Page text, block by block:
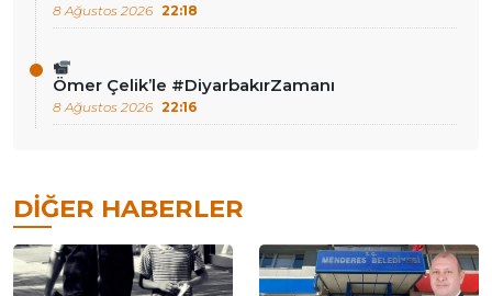
8 Ağustos 2026 22:18
Ömer Çelik’le #DiyarbakırZamanı
8 Ağustos 2026 22:16
DIĞER HABERLER